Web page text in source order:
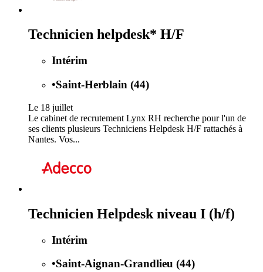
Technicien helpdesk* H/F
Intérim
•Saint-Herblain (44)
Le 18 juillet
Le cabinet de recrutement Lynx RH recherche pour l'un de
ses clients plusieurs Techniciens Helpdesk H/F rattachés à
Nantes. Vos...
Technicien Helpdesk niveau I (h/f)
Intérim
•Saint-Aignan-Grandlieu (44)